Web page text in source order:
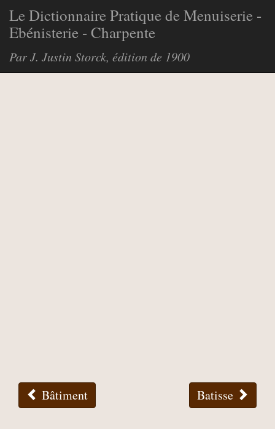
Le Dictionnaire Pratique de Menuiserie -
Ebénisterie - Charpente
Par J. Justin Storck, édition de 1900
Bâtiment Batisse